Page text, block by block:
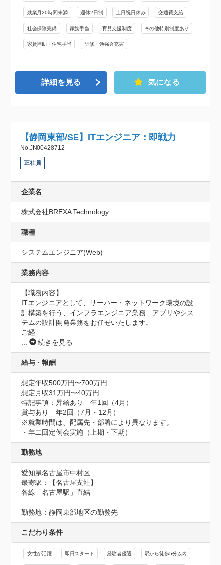
残業月20時間未満 週休2日制 土日祝日休み 交通費支給
社会保険完備 家族手当 育児支援制度 その他特別制度あり
家賃補助・住宅手当 研修・勉強会充実
詳細を見る 気になる
【静岡東部/SE】ITエンジニア：即戦力
No.JN00428712
正社員
企業名
株式会社BREXA Technology
職種
システムエンジニア(Web)
業務内容
【職務内容】
ITエンジニアとして、サーバー・ネットワーク環境の設
計構築を行う、インフラエンジニア業務、アプリやシス
テムの設計開発業務をお任せいたします。
ご経
...
続きを見る
給与・報酬
想定年収500万円〜700万円
想定月収31万円〜40万円
特記事項：昇給あり　年1回（4月）
賞与あり　年2回（7月・12月）
※就業時間は、配属先・部署により異なります。
・年二回定例会実施（上期・下期）
勤務地
愛知県名古屋市中村区
最寄駅：【名古屋支社】
各線「名古屋駅」直結
勤務地：静岡東部地区の勤務先
こだわり条件
女性が活躍 即日スタート 経験者優遇 駅から徒歩5分以内